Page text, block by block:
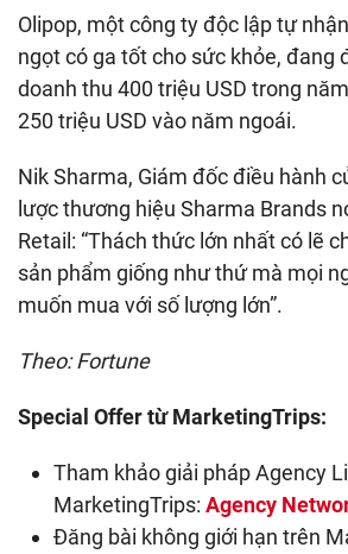
Olipop, một công ty độc lập tự
ngọt có ga tốt cho sức khỏe, đang
doanh thu 400 triệu USD trong
250 triệu USD vào năm ngoái.
Nik Sharma, Giám đốc điều hành
lược thương hiệu Sharma Brands
Retail: “Thách thức lớn nhất có lẽ
sản phẩm giống như thứ mà mọi
muốn mua với số lượng lớn”.
Theo: Fortune
Special Offer từ MarketingTrips:
Tham khảo giải pháp Agency
MarketingTrips: Agency
Đăng bài không giới hạn trên